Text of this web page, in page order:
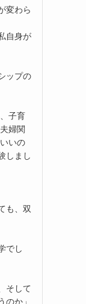
変わら
自身が
ップの
子育
婦関
いの
しまし
も、双
でし
そして
のか」